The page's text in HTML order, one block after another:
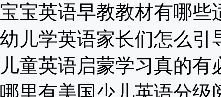
宝宝英语早教教材有哪些
幼儿学英语家长们怎么引
儿童英语启蒙学习真的有
哪里有美国少儿英语分级